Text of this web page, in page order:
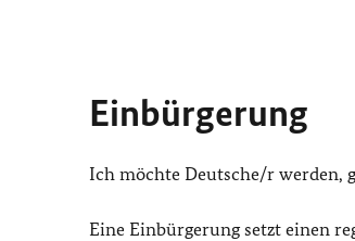
Einbürgerung
Ich möchte Deutsche/r werden,
Eine Einbürgerung setzt einen